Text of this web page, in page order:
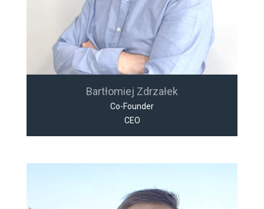
Bartłomiej Zdrzałek
Co-Founder
CEO